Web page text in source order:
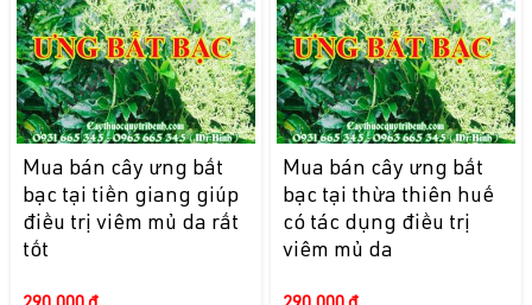
Mua bán cây ưng bất
bạc tại tiền giang giúp
điều trị viêm mủ da rất
tốt
Mua bán cây ưng bất
bạc tại thừa thiên huế
có tác dụng điều trị
viêm mủ da